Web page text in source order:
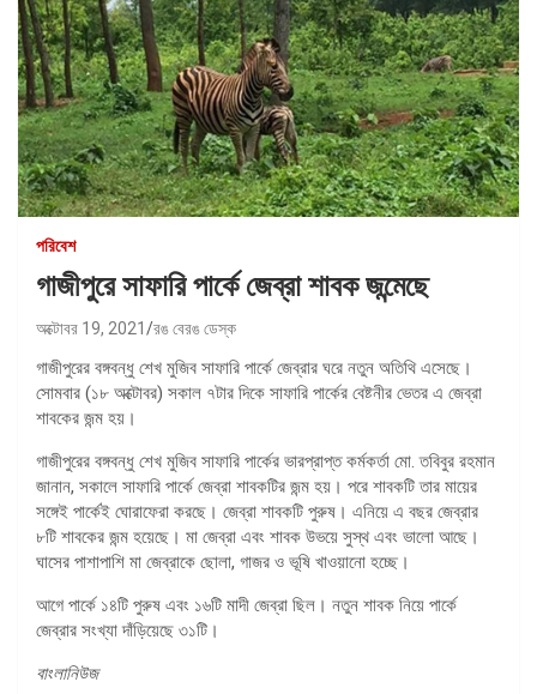
পরিবেশ
গাজীপুরে সাফারি পার্কে জেব্রা শাবক জন্মেছে
অক্টোবর 19, 2021 রঙ বেরঙ ডেস্ক
গাজীপুরের বঙ্গবন্ধু শেখ মুজিব সাফারি পার্কে জেব্রার ঘরে নতুন অতিথি এসেছে।
সোমবার (১৮ অক্টোবর) সকাল ৭টার দিকে সাফারি পার্কের বেষ্টনীর ভেতর এ জেব্রা
শাবকের জন্ম হয়।
গাজীপুরের বঙ্গবন্ধু শেখ মুজিব সাফারি পার্কের ভারপ্রাপ্ত কর্মকর্তা মো. তবিবুর রহমান
জানান, সকালে সাফারি পার্কে জেব্রা শাবকটির জন্ম হয়। পরে শাবকটি তার মায়ের
সঙ্গেই পার্কেই ঘোরাফেরা করছে। জেব্রা শাবকটি পুরুষ। এনিয়ে এ বছর জেব্রার
৮টি শাবকের জন্ম হয়েছে। মা জেব্রা এবং শাবক উভয়ে সুস্থ এবং ভালো আছে।
ঘাসের পাশাপাশি মা জেব্রাকে ছোলা, গাজর ও ভূষি খাওয়ানো হচ্ছে।
আগে পার্কে ১৪টি পুরুষ এবং ১৬টি মাদী জেব্রা ছিল। নতুন শাবক নিয়ে পার্কে
জেব্রার সংখ্যা দাঁড়িয়েছে ৩১টি।
বাংলানিউজ